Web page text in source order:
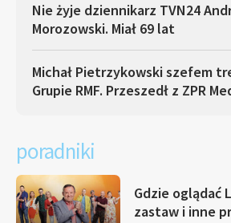
Nie żyje dziennikarz TVN24
Morozowski. Miał 69 lat
Michał Pietrzykowski szefem
Grupie RMF. Przeszedł z ZPR
poradniki
Gdzie oglądać
zastaw i inne